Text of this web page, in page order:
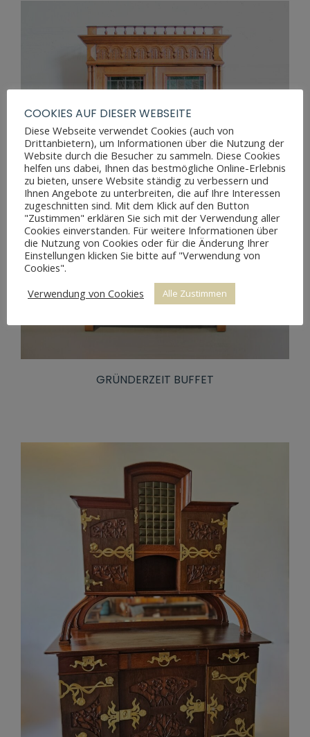
GRÜNDERZEIT BUFFET
COOKIES AUF DIESER WEBSEITE
Diese Webseite verwendet Cookies (auch von
Drittanbietern), um Informationen über die Nutzung der
Website durch die Besucher zu sammeln. Diese Cookies
helfen uns dabei, Ihnen das bestmögliche Online-Erlebnis
zu bieten, unsere Website ständig zu verbessern und
Ihnen Angebote zu unterbreiten, die auf Ihre Interessen
zugeschnitten sind. Mit dem Klick auf den Button
"Zustimmen" erklären Sie sich mit der Verwendung aller
Cookies einverstanden. Für weitere Informationen über
die Nutzung von Cookies oder für die Änderung Ihrer
Einstellungen klicken Sie bitte auf "Verwendung von
Cookies".
Verwendung von Cookies
Alle Zustimmen